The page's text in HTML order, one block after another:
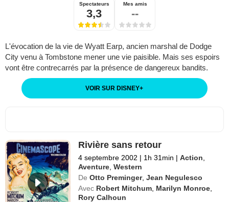
Spectateurs
3,3
Mes amis
--
L'évocation de la vie de Wyatt Earp, ancien marshal de Dodge
City venu à Tombstone mener une vie paisible. Mais ses espoirs
vont être contrecarrés par la présence de dangereux bandits.
VOIR SUR DISNEY+
Rivière sans retour
4 septembre 2002 | 1h 31min | Action
Aventure ,Western
De Otto Preminger,Jean Negulesco
Avec Robert Mitchum Marilyn Monroe
Rory Calhoun